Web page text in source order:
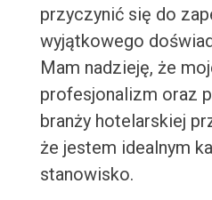
przyczynić się do
wyjątkowego
Mam nadzieję, że
profesjonalizm oraz
branży hotelarskiej
że jestem idealnym
stanowisko.